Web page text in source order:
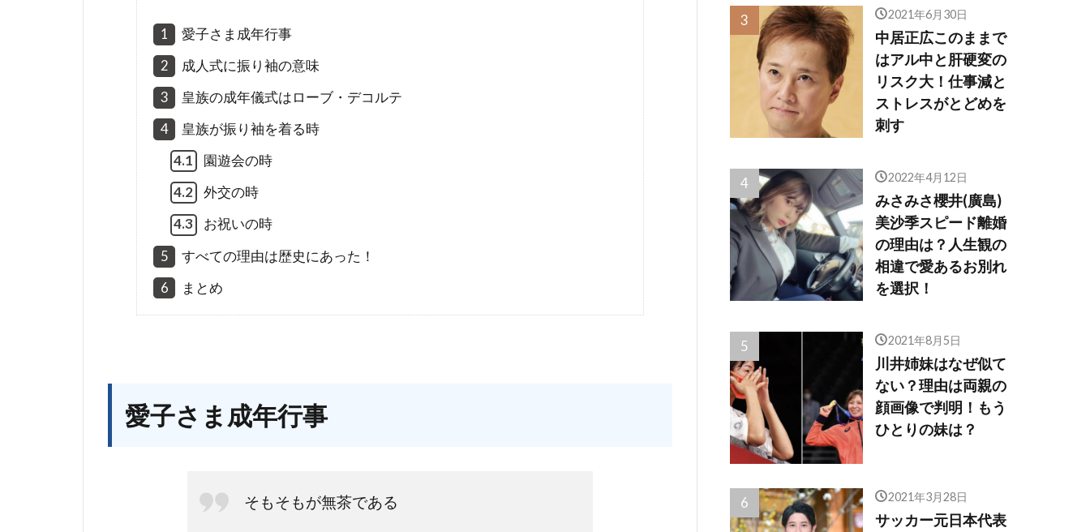
1
愛子さま成年行事
2
成人式に振り袖の意味
3
皇族の成年儀式はローブ・デコルテ
4
皇族が振り袖を着る時
4.1
園遊会の時
4.2
外交の時
4.3
お祝いの時
5
すべての理由は歴史にあった！
6
まとめ
愛子さま成年行事
そもそもが無茶である
2021年6月30日
中居正広このままで
はアル中と肝硬変の
リスク大！仕事減と
ストレスがとどめを
刺す
2022年4月12日
みさみさ櫻井(廣島)
美沙季スピード離婚
の理由は？人生観の
相違で愛あるお別れ
を選択！
2021年8月5日
川井姉妹はなぜ似て
ない？理由は両親の
顔画像で判明！もう
ひとりの妹は？
2021年3月28日
サッカー元日本代表